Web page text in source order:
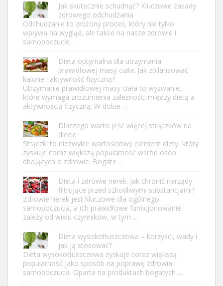
Jak skutecznie schudnąć? Kluczowe zasady
zdrowego odchudzania
Odchudzanie to złożony proces, który nie tylko
wpływa na wygląd, ale także na nasze zdrowie i
samopoczucie. …
Dieta optymalna dla utrzymania
prawidłowej masy ciała: Jak zbilansować
kalorie i aktywność fizyczną?
Utrzymanie prawidłowej masy ciała to wyzwanie,
które wymaga zrozumienia zależności między dietą a
aktywnością fizyczną. W dobie …
Dlaczego warto jeść więcej strączków na
diecie
Strączki to niezwykle wartościowy element diety, który
zyskuje coraz większą popularność wśród osób
dbających o zdrowie. Bogate …
Dieta i zdrowie nerek: Jak chronić narządy
filtrujące przed szkodliwymi substancjami?
Zdrowie nerek jest kluczowe dla ogólnego
samopoczucia, a ich prawidłowe funkcjonowanie
zależy od wielu czynników, w tym …
Dieta wysokotłuszczowa – korzyści, wady i
jak ją stosować?
Dieta wysokotłuszczowa zyskuje coraz większą
popularność jako sposób na poprawę zdrowia i
samopoczucia. Oparta na produktach bogatych …